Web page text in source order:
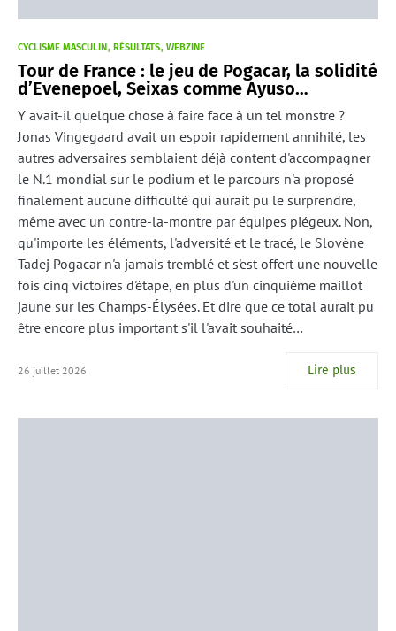
CYCLISME MASCULIN RÉSULTATS WEBZINE
Tour de France : le jeu de Pogacar, la solidité
d’Evenepoel, Seixas comme Ayuso…
Y avait-il quelque chose à faire face à un tel monstre ?
Jonas Vingegaard avait un espoir rapidement annihilé, les
autres adversaires semblaient déjà content d'accompagner
le N.1 mondial sur le podium et le parcours n'a proposé
finalement aucune difficulté qui aurait pu le surprendre,
même avec un contre-la-montre par équipes piégeux. Non,
qu'importe les éléments, l'adversité et le tracé, le Slovène
Tadej Pogacar n'a jamais tremblé et s'est offert une nouvelle
fois cinq victoires d'étape, en plus d'un cinquième maillot
jaune sur les Champs-Élysées. Et dire que ce total aurait pu
être encore plus important s'il l'avait souhaité…
26 juillet 2026 Lire plus